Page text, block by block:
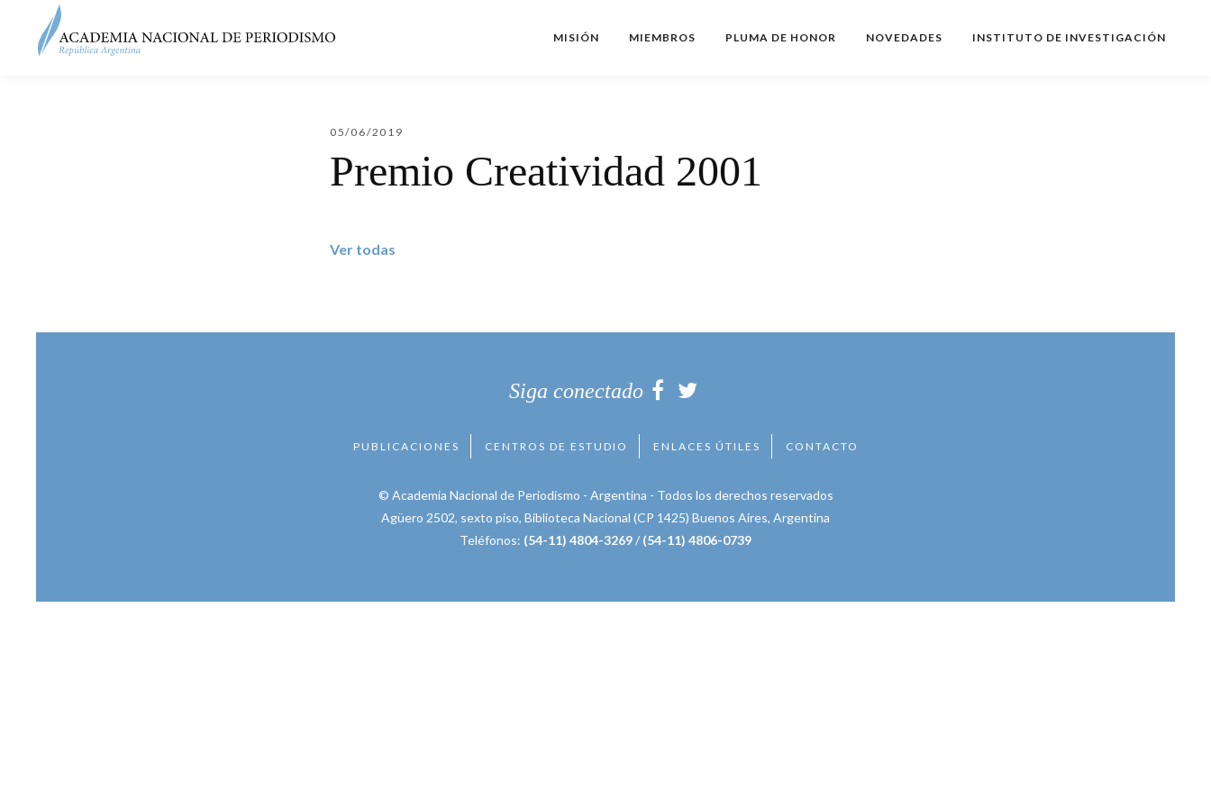
MISIÓN MIEMBROS PLUMA DE HONOR NOVEDADES INSTITUTO DE INVESTIGACIÓN
05/06/2019
Premio Creatividad 2001
Ver todas
Siga conectado
PUBLICACIONES CENTROS DE ESTUDIO ENLACES ÚTILES CONTACTO
© Academia Nacional de Periodismo - Argentina - Todos los derechos reservados
Agüero 2502, sexto piso, Biblioteca Nacional (CP 1425) Buenos Aires, Argentina
Teléfonos: (54-11) 4804-3269/ (54-11) 4806-0739